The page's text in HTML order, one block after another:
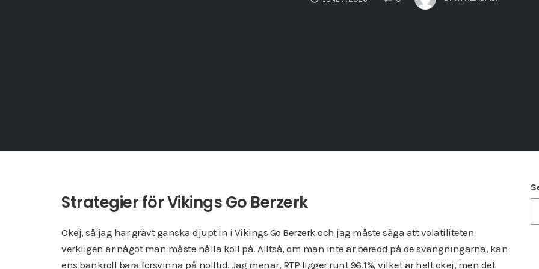
Strategier för Vikings Go Berzerk
Okej, så jag har grävt ganska djupt in i Vikings Go Berzerk och jag måste säga att volatiliteten
verkligen är något man måste hålla koll på. Alltså, om man inte är beredd på de svängningarna, kan
ens bankroll bara försvinna på nolltid. Jag menar, RTP ligger runt 96.1%, vilket är helt okej, men det